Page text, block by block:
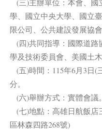
(三)主辦單位：本會、國
學、國立中央大學、國立
限公司、公共建設發展協會
(四)共同指導：國際道路
學及技術委員會、美國土
(五)時間：115年6月3日(
分。
(六)舉辦方式：實體會議。
(七)地點：高雄日航飯店
區林森四路268號)